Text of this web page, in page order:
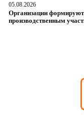
05.08.2026
Организации формируют
производственным